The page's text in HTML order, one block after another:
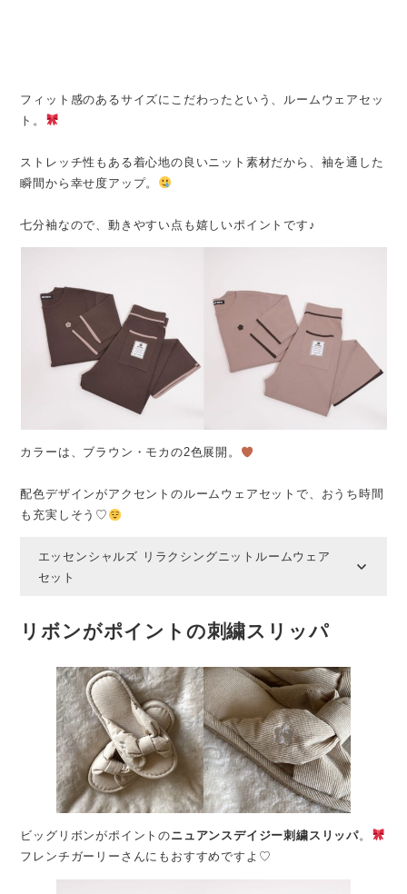
フィット感のあるサイズにこだわったという、ルームウェアセッ
ト。
ストレッチ性もある着心地の良いニット素材だから、袖を通した
瞬間から幸せ度アップ。
七分袖なので、動きやすい点も嬉しいポイントです♪
カラーは、ブラウン・モカの2色展開。
配色デザインがアクセントのルームウェアセットで、おうち時間
も充実しそう♡
エッセンシャルズ リラクシングニットルームウェア
セット
リボンがポイントの刺繍スリッパ
ビッグリボンがポイントのニュアンスデイジー刺繍スリッパ。
フレンチガーリーさんにもおすすめですよ♡